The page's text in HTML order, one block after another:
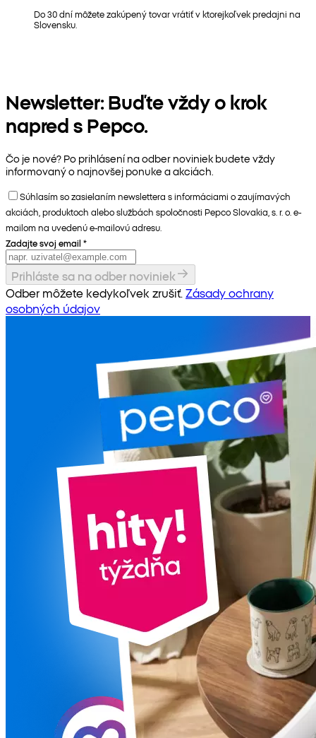
Do 30 dní môžete zakúpený tovar vrátiť v ktorejkoľvek predajni na
Slovensku.
Newsletter: Buďte vždy o krok
napred s Pepco.
Čo je nové? Po prihlásení na odber noviniek budete vždy
informovaný o najnovšej ponuke a akciách.
Súhlasím so zasielaním newslettera s informáciami o zaujímavých
akciách, produktoch alebo službách spoločnosti Pepco Slovakia, s. r. o. e-
mailom na uvedenú e-mailovú adresu.
Zadajte svoj email *
Prihláste sa na odber noviniek
Odber môžete kedykoľvek zrušiť. Zásady ochrany
osobných údajov